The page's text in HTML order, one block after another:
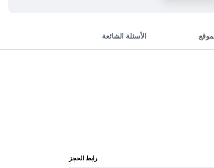
الأسئلة الشائعة
رابط الحجز